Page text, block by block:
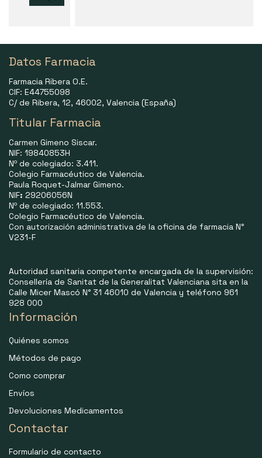
Datos Farmacia
Farmacia Ribera O.E.
CIF: E44755098
C/ de Ribera, 12, 46002, Valencia (España)
Titular Farmacia
Carmen Gimeno Siscar.
NIF: 19840853H
Nº de colegiado: 3.411.
Colegio Farmacéutico de Valencia.
Paula Roquet-Jalmar Gimeno.
NIF: 29206056N
Nº de colegiado: 11.553.
Colegio Farmacéutico de Valencia.
Con autorización administrativa de la oficina de farmacia N°
V231-F
Autoridad sanitaria competente encargada de la supervisión:
Consellería de Sanitat de la Generalitat Valenciana sita en la
Calle Micer Mascó N° 31 46010 de Valencia y teléfono 961
928 000
Información
Quiénes somos
Métodos de pago
Como comprar
Envíos
Devoluciones Medicamentos
Contactar
Formulario de contacto